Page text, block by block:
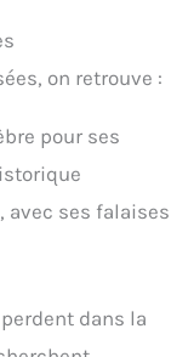
on retrouve :
pour ses
avec ses falaises
dans la